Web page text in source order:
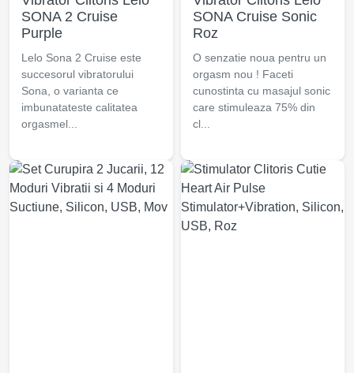
SONA 2 Cruise
Purple
Lelo Sona 2 Cruise este
succesorul vibratorului
Sona, o varianta ce
imbunatateste calitatea
orgasmel...
SONA Cruise Sonic
Roz
O senzatie noua pentru un
orgasm nou ! Faceti
cunostinta cu masajul sonic
care stimuleaza 75% din
cl...